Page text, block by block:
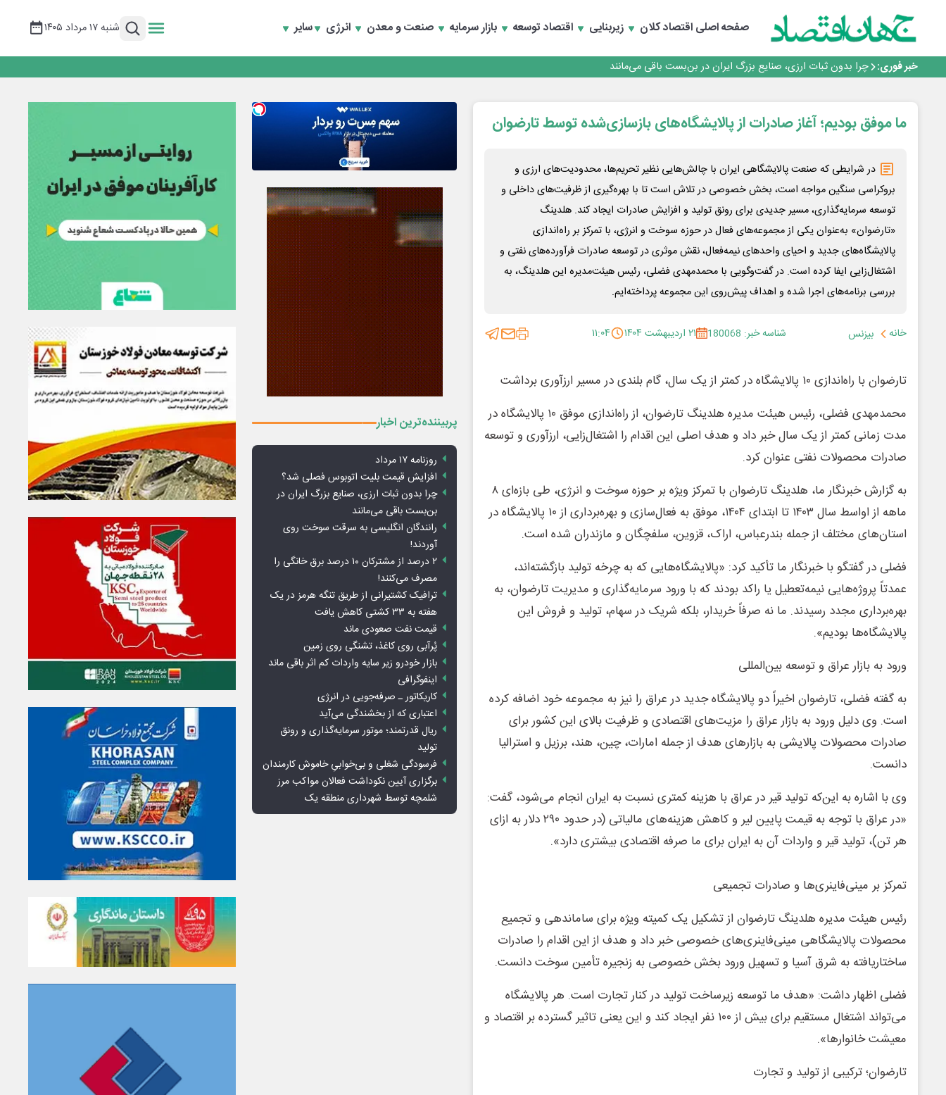
صفحه اصلیاقتصاد کلان زیربنایی اقتصاد توسعه بازار سرمایه صنعت و معدن انرژی سایر شنبه ۱۷ مرداد ۱۴۰۵
خبر فوری:
۲ درصد از مشترکان ۱۰ درصد برق خانگی را مصرف می‌کنند!
روزنامه ۱۷ مرداد
چرا بدون ثبات ارزی، صنایع بزرگ ایران در بن‌بست باقی می‌مانند
رانندگان انگلیسی به سرقت سوخت روی آوردند!
۲ درصد از مشترکان ۱۰ درصد برق خانگی را مصرف می‌کنند!
روزنامه ۱۷ مرداد
افزایش قیمت بلیت اتوبوس فصلی شد؟
ما موفق بودیم؛ آغاز صادرات از پالایشگاه‌های بازسازی‌شده توسط تارضوان
در شرایطی که صنعت پالایشگاهی ایران با چالش‌هایی نظیر تحریم‌ها، محدودیت‌های ارزی و
بروکراسی سنگین مواجه است، بخش خصوصی در تلاش است تا با بهره‌گیری از ظرفیت‌های داخلی و
توسعه سرمایه‌گذاری، مسیر جدیدی برای رونق تولید و افزایش صادرات ایجاد کند. هلدینگ
«تارضوان» به‌عنوان یکی از مجموعه‌های فعال در حوزه سوخت و انرژی، با تمرکز بر راه‌اندازی
پالایشگاه‌های جدید و احیای واحدهای نیمه‌فعال، نقش موثری در توسعه صادرات فرآورده‌های نفتی و
اشتغال‌زایی ایفا کرده است. در گفت‌وگویی با محمدمهدی فضلی، رئیس هیئت‌مدیره این هلدینگ، به
بررسی برنامه‌های اجرا شده و اهداف پیش‌روی این مجموعه پرداخته‌ایم.
خانه بیزنس شناسه خبر: 180068 ۲۱ اردیبهشت ۱۴۰۴ ۱۱:۰۴
تارضوان با راه‌اندازی ۱۰ پالایشگاه در کمتر از یک سال، گام بلندی در مسیر ارزآوری برداشت
محمدمهدی فضلی، رئیس هیئت مدیره هلدینگ تارضوان، از راه‌اندازی موفق ۱۰ پالایشگاه در
مدت زمانی کمتر از یک سال خبر داد و هدف اصلی این اقدام را اشتغال‌زایی، ارزآوری و توسعه
صادرات محصولات نفتی عنوان کرد.
به گزارش خبرنگار ما، هلدینگ تارضوان با تمرکز ویژه بر حوزه سوخت و انرژی، طی بازه‌ای ۸
ماهه از اواسط سال ۱۴۰۳ تا ابتدای ۱۴۰۴، موفق به فعال‌سازی و بهره‌برداری از ۱۰ پالایشگاه در
استان‌های مختلف از جمله بندرعباس، اراک، قزوین، سلفچگان و مازندران شده است.
فضلی در گفتگو با خبرنگار ما تأکید کرد: «پالایشگاه‌هایی که به چرخه تولید بازگشته‌اند،
عمدتاً پروژه‌هایی نیمه‌تعطیل یا راکد بودند که با ورود سرمایه‌گذاری و مدیریت تارضوان، به
بهره‌برداری مجدد رسیدند. ما نه صرفاً خریدار، بلکه شریک در سهام، تولید و فروش این
پالایشگاه‌ها بودیم».
ورود به بازار عراق و توسعه بین‌المللی
به گفته فضلی، تارضوان اخیراً دو پالایشگاه جدید در عراق را نیز به مجموعه خود اضافه کرده
است. وی دلیل ورود به بازار عراق را مزیت‌های اقتصادی و ظرفیت بالای این کشور برای
صادرات محصولات پالایشی به بازارهای هدف از جمله امارات، چین، هند، برزیل و استرالیا
دانست.
وی با اشاره به این‌که تولید قیر در عراق با هزینه کمتری نسبت به ایران انجام می‌شود، گفت:
«در عراق با توجه به قیمت پایین لیر و کاهش هزینه‌های مالیاتی (در حدود ۲۹۰ دلار به ازای
هر تن)، تولید قیر و واردات آن به ایران برای ما صرفه اقتصادی بیشتری دارد».
تمرکز بر مینی‌فاینری‌ها و صادرات تجمیعی
رئیس هیئت مدیره هلدینگ تارضوان از تشکیل یک کمیته ویژه برای ساماندهی و تجمیع
محصولات پالایشگاهی مینی‌فاینری‌های خصوصی خبر داد و هدف از این اقدام را صادرات
ساختاریافته به شرق آسیا و تسهیل ورود بخش خصوصی به زنجیره تأمین سوخت دانست.
فضلی اظهار داشت: «هدف ما توسعه زیرساخت تولید در کنار تجارت است. هر پالایشگاه
می‌تواند اشتغال مستقیم برای بیش از ۱۰۰ نفر ایجاد کند و این یعنی تاثیر گسترده بر اقتصاد و
معیشت خانوارها».
تارضوان؛ ترکیبی از تولید و تجارت
پربیننده‌ترین اخبار
روزنامه ۱۷ مرداد
افزایش قیمت بلیت اتوبوس فصلی شد؟
چرا بدون ثبات ارزی، صنایع بزرگ ایران در
بن‌بست باقی می‌مانند
رانندگان انگلیسی به سرقت سوخت روی
آوردند!
۲ درصد از مشترکان ۱۰ درصد برق خانگی را
مصرف می‌کنند!
ترافیک کشتیرانی از طریق تنگه هرمز در یک
هفته به ۳۳ کشتی کاهش یافت
قیمت نفت صعودی ماند
پُرآبی روی کاغذ، تشنگی روی زمین
بازار خودرو زیر سایه واردات کم اثر باقی ماند
اینفوگرافی
کاریکاتور ـ صرفه‌جویی در انرژی
اعتباری که از بخشندگی می‌آید
ریال قدرتمند؛ موتور سرمایه‌گذاری و رونق
تولید
فرسودگی شغلی و بی‌خوابیِ خاموش کارمندان
برگزاری آیین نکوداشت فعالان مواکب مرز
شلمچه توسط شهرداری منطقه یک